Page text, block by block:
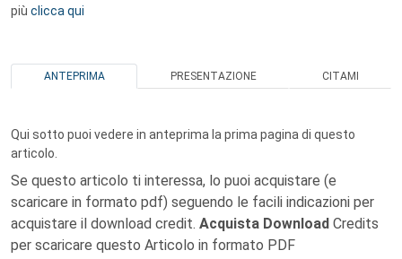
più clicca qui
ANTEPRIMA PRESENTAZIONE CITAMI
Qui sotto puoi vedere in anteprima la prima pagina di questo
articolo.
Se questo articolo ti interessa, lo puoi acquistare (e
scaricare in formato pdf) seguendo le facili indicazioni per
acquistare il download credit. Acquista Download Credits
per scaricare questo Articolo in formato PDF